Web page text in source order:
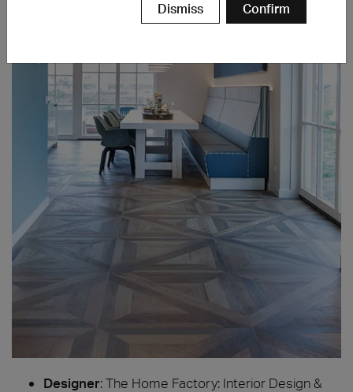
Designer:The Home Factory: Interior Design &
Dismiss Confirm